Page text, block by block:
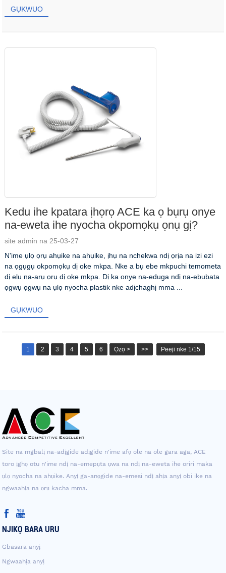
GỤKWUO
Kedu ihe kpatara ịhọrọ ACE ka ọ bụrụ onye
na-eweta ihe nyocha okpomọkụ ọnụ gị?
site admin na 25-03-27
N'ime ụlọ ọrụ ahụike na ahụike, ịhụ na nchekwa ndị ọrịa na izi ezi
na ọgụgụ okpomọkụ dị oke mkpa. Nke a bụ ebe mkpuchi temometa
dị elu na-arụ ọrụ dị oke mkpa. Dị ka onye na-eduga ndị na-ebubata
ọgwụ ọgwụ na ụlọ nyocha plastik nke adịchaghị mma ...
GỤKWUO
1 2 3 4 5 6 Ọzọ > >> Peeji nke 1/15
Site na mgbalị na-adịgide adịgide n'ime afọ ole na ole gara aga, ACE
toro ịghọ otu n'ime ndị na-emepụta ụwa na ndị na-eweta ihe oriri maka
ụlọ nyocha na ahụike. Anyị ga-anọgide na-emesi ndị ahịa anyị obi ike na
ngwaahịa na ọrụ kacha mma.
NJIKỌ BARA URU
Gbasara anyị
Ngwaahịa anyị